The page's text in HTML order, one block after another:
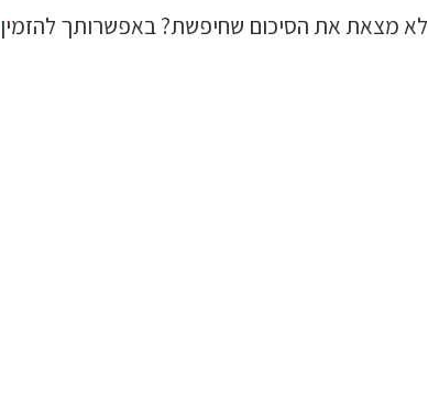
לא מצאת את הסיכום שחיפשת? באפשרותך להזמין